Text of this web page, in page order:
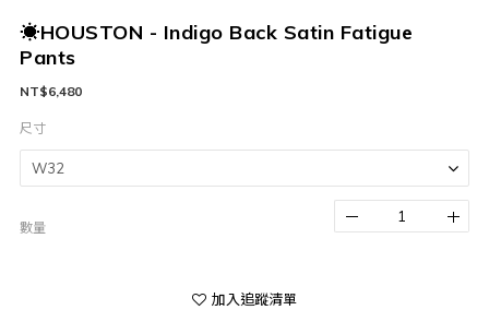
☀HOUSTON - Indigo Back Satin Fatigue
Pants
NT$6,480
尺寸
數量
加入追蹤清單